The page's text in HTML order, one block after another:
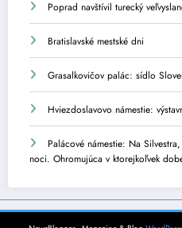
Poprad navštívil turecký
Bratislavské mestské dni
Grasalkovičov palác: sídlo
Hviezdoslavovo námestie:
Palácové námestie: Na
noci. Ohromujúca v ktorejkoľvek